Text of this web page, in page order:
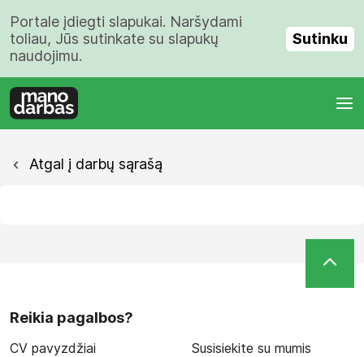
Portale įdiegti slapukai. Naršydami
toliau, Jūs sutinkate su slapukų
naudojimu.
Sutinku
Atgal į darbų sąrašą
Reikia pagalbos?
CV pavyzdžiai Susisiekite su mumis